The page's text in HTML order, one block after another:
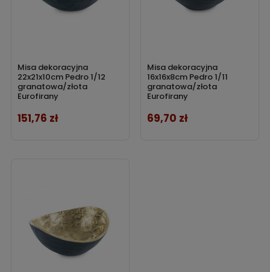
Misa dekoracyjna
22x21x10cm Pedro 1/12
granatowa/złota
Eurofirany
Cena
151,76 zł
Misa dekoracyjna
16x16x8cm Pedro 1/11
granatowa/złota
Eurofirany
Cena
69,70 zł